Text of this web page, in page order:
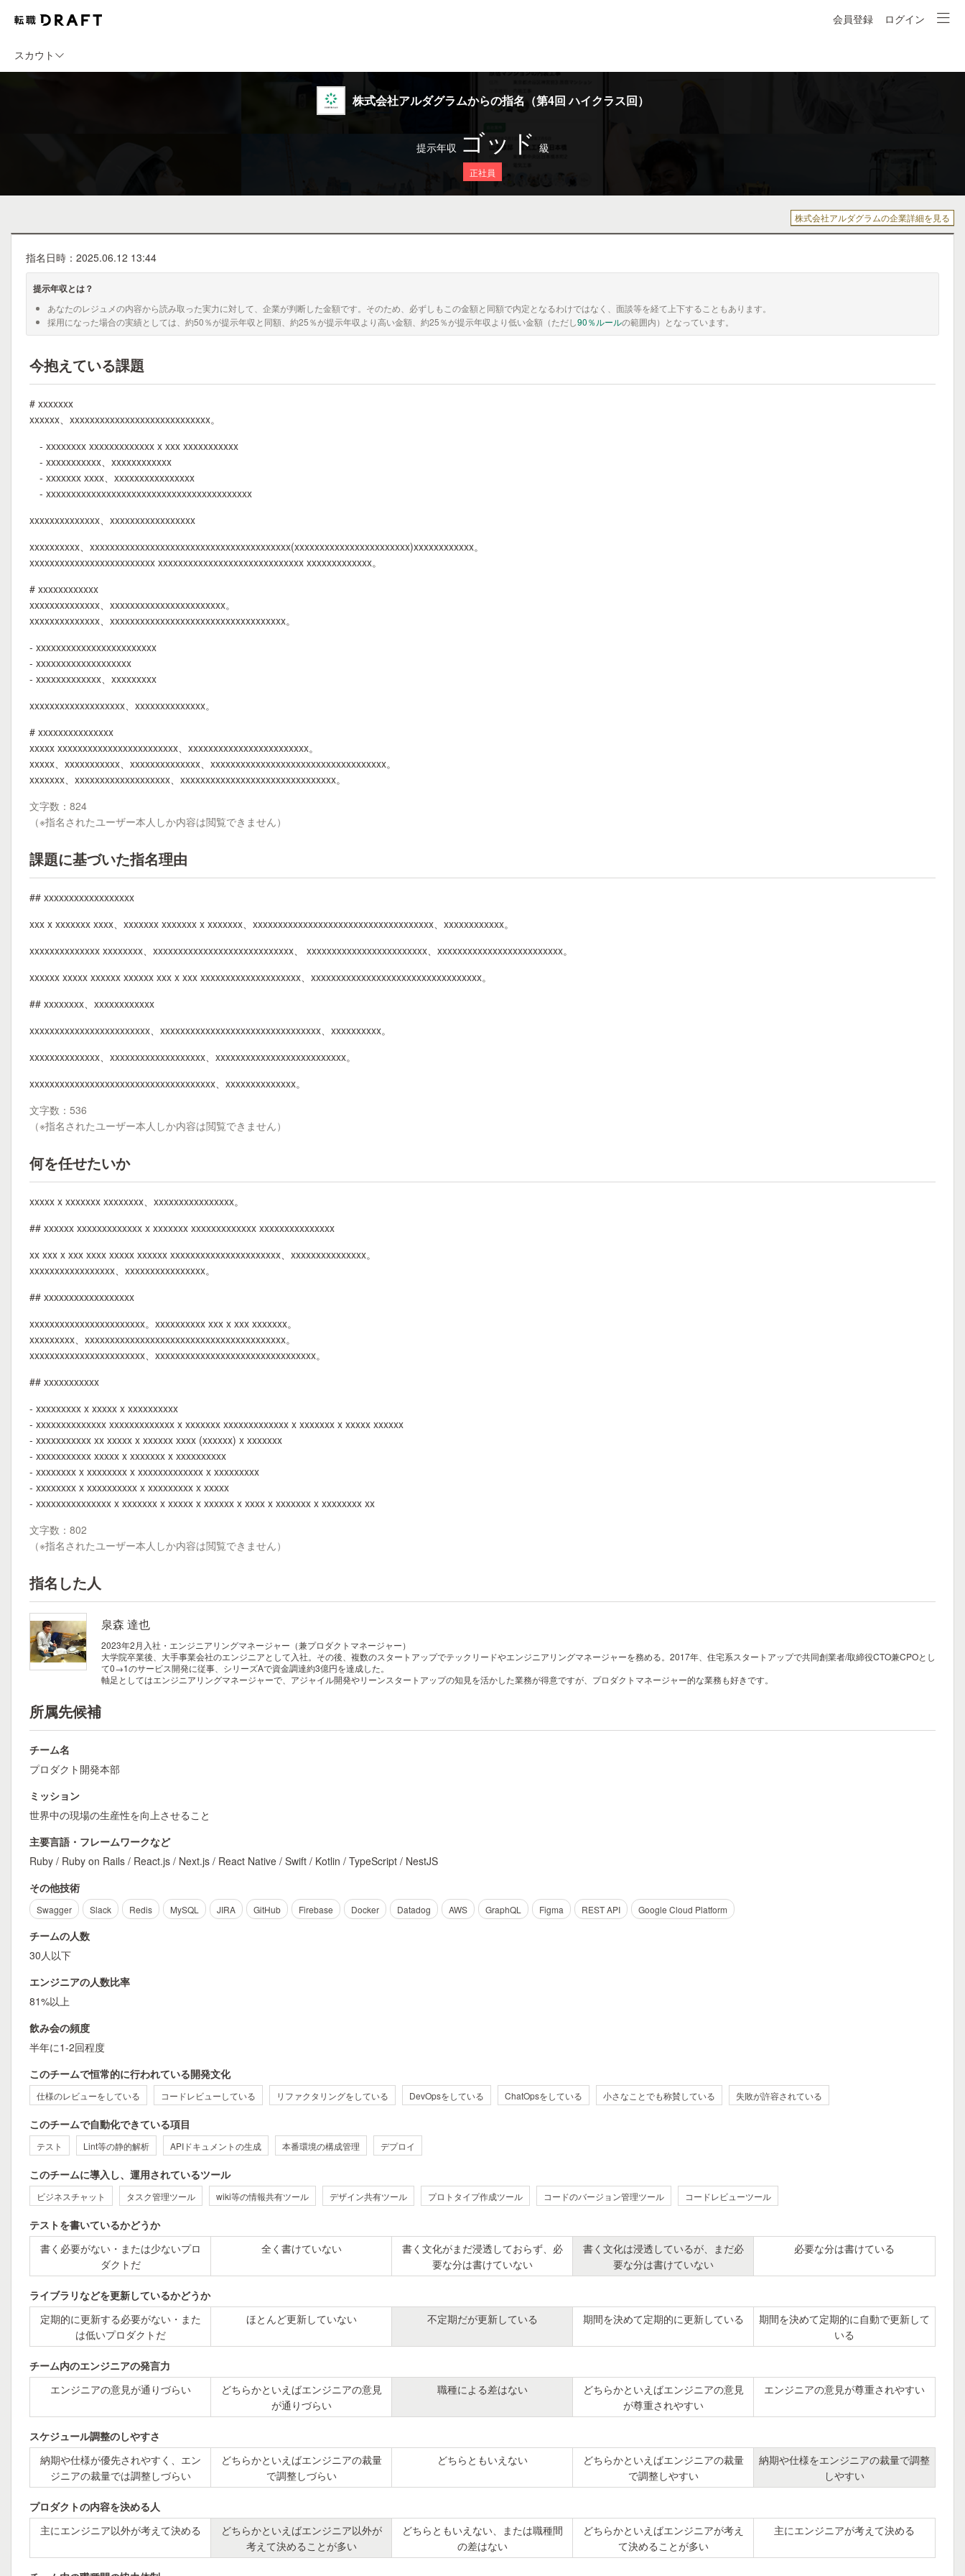
会員登録 ログイン
スカウト
株式会社アルダグラムからの指名（第4回 ハイクラス回）
提示年収 ゴッド 級
正社員
株式会社アルダグラムの企業詳細を見る
指名日時：2025.06.12 13:44
提示年収とは？
あなたのレジュメの内容から読み取った実力に対して、企業が判断した金額です。そのため、必ずしもこの金額と同額で内定となるわけではなく、面談等を経て上下することもあります。
採用になった場合の実績としては、約50％が提示年収と同額、約25％が提示年収より高い金額、約25％が提示年収より低い金額（ただし90％ルールの範囲内）となっています。
今抱えている課題
# xxxxxxx
xxxxxx、xxxxxxxxxxxxxxxxxxxxxxxxxxxx。
- xxxxxxxx xxxxxxxxxxxxx x xxx xxxxxxxxxxx
- xxxxxxxxxxx、xxxxxxxxxxxx
- xxxxxxx xxxx、xxxxxxxxxxxxxxxx
- xxxxxxxxxxxxxxxxxxxxxxxxxxxxxxxxxxxxxxxxx
xxxxxxxxxxxxxx、xxxxxxxxxxxxxxxxx
xxxxxxxxxx、xxxxxxxxxxxxxxxxxxxxxxxxxxxxxxxxxxxxxxxx(xxxxxxxxxxxxxxxxxxxxxxx)xxxxxxxxxxxx。
xxxxxxxxxxxxxxxxxxxxxxxxx xxxxxxxxxxxxxxxxxxxxxxxxxxxxx xxxxxxxxxxxxx。
# xxxxxxxxxxxx
xxxxxxxxxxxxxx、xxxxxxxxxxxxxxxxxxxxxxx。
xxxxxxxxxxxxxx、xxxxxxxxxxxxxxxxxxxxxxxxxxxxxxxxxxx。
- xxxxxxxxxxxxxxxxxxxxxxxx
- xxxxxxxxxxxxxxxxxxx
- xxxxxxxxxxxxx、xxxxxxxxx
xxxxxxxxxxxxxxxxxxx、xxxxxxxxxxxxxx。
# xxxxxxxxxxxxxxx
xxxxx xxxxxxxxxxxxxxxxxxxxxxxx、xxxxxxxxxxxxxxxxxxxxxxxx。
xxxxx、xxxxxxxxxxx、xxxxxxxxxxxxxx、xxxxxxxxxxxxxxxxxxxxxxxxxxxxxxxxxxx。
xxxxxxx、xxxxxxxxxxxxxxxxxxx、xxxxxxxxxxxxxxxxxxxxxxxxxxxxxxx。
文字数：824
（※指名されたユーザー本人しか内容は閲覧できません）
課題に基づいた指名理由
## xxxxxxxxxxxxxxxxxx
xxx x xxxxxxx xxxx、xxxxxxx xxxxxxx x xxxxxxx、xxxxxxxxxxxxxxxxxxxxxxxxxxxxxxxxxxxx、xxxxxxxxxxxx。
xxxxxxxxxxxxxx xxxxxxxx、xxxxxxxxxxxxxxxxxxxxxxxxxxxx、 xxxxxxxxxxxxxxxxxxxxxxxx、xxxxxxxxxxxxxxxxxxxxxxxxx。
xxxxxx xxxxx xxxxxx xxxxxx xxx x xxx xxxxxxxxxxxxxxxxxxxx、xxxxxxxxxxxxxxxxxxxxxxxxxxxxxxxxxx。
## xxxxxxxx、xxxxxxxxxxxx
xxxxxxxxxxxxxxxxxxxxxxxx、xxxxxxxxxxxxxxxxxxxxxxxxxxxxxxxx、xxxxxxxxxx。
xxxxxxxxxxxxxx、xxxxxxxxxxxxxxxxxxx、xxxxxxxxxxxxxxxxxxxxxxxxxx。
xxxxxxxxxxxxxxxxxxxxxxxxxxxxxxxxxxxxx、xxxxxxxxxxxxxx。
文字数：536
（※指名されたユーザー本人しか内容は閲覧できません）
何を任せたいか
xxxxx x xxxxxxx xxxxxxxx、xxxxxxxxxxxxxxxx。
## xxxxxx xxxxxxxxxxxxx x xxxxxxx xxxxxxxxxxxxx xxxxxxxxxxxxxxx
xx xxx x xxx xxxx xxxxx xxxxxx xxxxxxxxxxxxxxxxxxxxxx、xxxxxxxxxxxxxxx。
xxxxxxxxxxxxxxxxx、xxxxxxxxxxxxxxxx。
## xxxxxxxxxxxxxxxxxx
xxxxxxxxxxxxxxxxxxxxxxx。xxxxxxxxxx xxx x xxx xxxxxxx。
xxxxxxxxx、xxxxxxxxxxxxxxxxxxxxxxxxxxxxxxxxxxxxxxxx。
xxxxxxxxxxxxxxxxxxxxxxx、xxxxxxxxxxxxxxxxxxxxxxxxxxxxxxxx。
## xxxxxxxxxxx
- xxxxxxxxx x xxxxx x xxxxxxxxxx
- xxxxxxxxxxxxxx xxxxxxxxxxxxx x xxxxxxx xxxxxxxxxxxxx x xxxxxxx x xxxxx xxxxxx
- xxxxxxxxxxx xx xxxxx x xxxxxx xxxx (xxxxxx) x xxxxxxx
- xxxxxxxxxxx xxxxx x xxxxxxx x xxxxxxxxxx
- xxxxxxxx x xxxxxxxx x xxxxxxxxxxxxx x xxxxxxxxx
- xxxxxxxx x xxxxxxxxxx x xxxxxxxxx x xxxxx
- xxxxxxxxxxxxxxx x xxxxxxx x xxxxx x xxxxxx x xxxx x xxxxxxx x xxxxxxxx xx
文字数：802
（※指名されたユーザー本人しか内容は閲覧できません）
指名した人
泉森 達也
2023年2月入社・エンジニアリングマネージャー（兼プロダクトマネージャー）
大学院卒業後、大手事業会社のエンジニアとして入社。その後、複数のスタートアップでテックリードやエンジニアリングマネージャーを務める。2017年、住宅系スタートアップで共同創業者/取締役CTO兼CPOとし
て0→1のサービス開発に従事、シリーズAで資金調達約3億円を達成した。
軸足としてはエンジニアリングマネージャーで、アジャイル開発やリーンスタートアップの知見を活かした業務が得意ですが、プロダクトマネージャー的な業務も好きです。
所属先候補
チーム名
プロダクト開発本部
ミッション
世界中の現場の生産性を向上させること
主要言語・フレームワークなど
Ruby / Ruby on Rails / React.js / Next.js / React Native / Swift / Kotlin / TypeScript / NestJS
その他技術
Swagger Slack Redis MySQL JIRA GitHub Firebase Docker Datadog AWS GraphQL Figma REST API Google Cloud Platform
チームの人数
30人以下
エンジニアの人数比率
81%以上
飲み会の頻度
半年に1-2回程度
このチームで恒常的に行われている開発文化
仕様のレビューをしている コードレビューしている リファクタリングをしている DevOpsをしている ChatOpsをしている 小さなことでも称賛している 失敗が許容されている
このチームで自動化できている項目
テスト Lint等の静的解析 APIドキュメントの生成 本番環境の構成管理 デプロイ
このチームに導入し、運用されているツール
ビジネスチャット タスク管理ツール wiki等の情報共有ツール デザイン共有ツール プロトタイプ作成ツール コードのバージョン管理ツール コードレビューツール
テストを書いているかどうか
書く必要がない・または少ないプロ
ダクトだ
全く書けていない
書く文化がまだ浸透しておらず、必
要な分は書けていない
書く文化は浸透しているが、まだ必
要な分は書けていない
必要な分は書けている
ライブラリなどを更新しているかどうか
定期的に更新する必要がない・また
は低いプロダクトだ
ほとんど更新していない 不定期だが更新している 期間を決めて定期的に更新している
期間を決めて定期的に自動で更新して
いる
チーム内のエンジニアの発言力
エンジニアの意見が通りづらい
どちらかといえばエンジニアの意見
が通りづらい
職種による差はない
どちらかといえばエンジニアの意見
が尊重されやすい
エンジニアの意見が尊重されやすい
スケジュール調整のしやすさ
納期や仕様が優先されやすく、エン
ジニアの裁量では調整しづらい
どちらかといえばエンジニアの裁量
で調整しづらい
どちらともいえない
どちらかといえばエンジニアの裁量
で調整しやすい
納期や仕様をエンジニアの裁量で調整
しやすい
プロダクトの内容を決める人
主にエンジニア以外が考えて決める
どちらかといえばエンジニア以外が
考えて決めることが多い
どちらともいえない、または職種間
の差はない
どちらかといえばエンジニアが考え
て決めることが多い
主にエンジニアが考えて決める